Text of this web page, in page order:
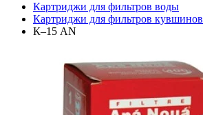
Картриджи для фильтров воды
Картриджи для фильтров кувшинов
К–15 AN